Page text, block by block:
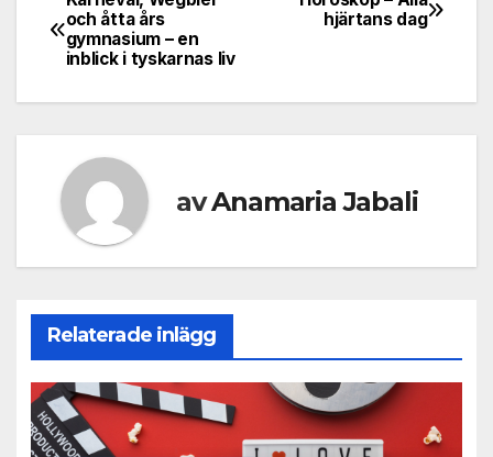
Inläggsnavigeringhjärtans dag
och åtta års
gymnasium – en
inblick i tyskarnas liv
avAnamaria Jabali
Relaterade inlägg